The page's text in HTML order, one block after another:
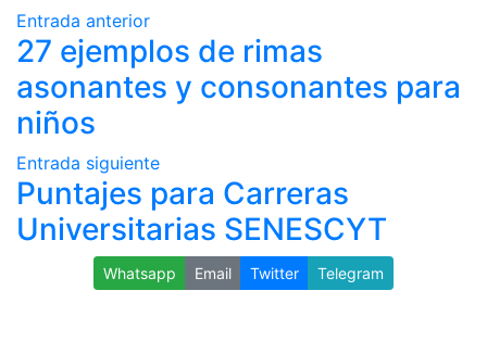
Entrada anterior
27 ejemplos de rimas
asonantes y consonantes para
niños
Entrada siguiente
Puntajes para Carreras
Universitarias SENESCYT
Whatsapp Email Twitter Telegram